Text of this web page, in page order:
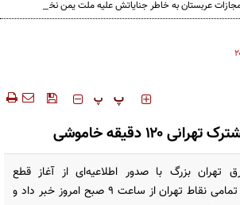
عربستان به خاطر جنایاتش علیه ملت یمن نخواهد شد
‍‍‍ پ پ
۱۲۰ دقیقه خاموشی
تهران بزرگ با صدور اطلاعیه‌ای از آغاز قطع
برنامه‌ریزی شده برق در تمامی نقاط تهران از ساعت ۹ صبح امروز خبر داد و